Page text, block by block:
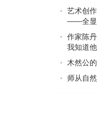
艺术创
——全显
作家陈
我知道
木然公
师从自